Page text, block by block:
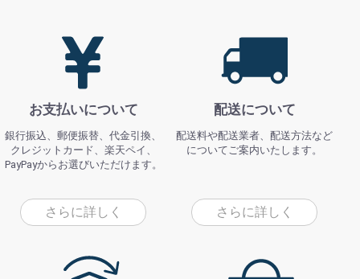
お支払いについて
銀行振込、郵便振替、代金引換、
クレジットカード、楽天ペイ、
PayPayからお選びいただけます。
さらに詳しく
配送について
配送料や配送業者、配送方法など
についてご案内いたします。
さらに詳しく